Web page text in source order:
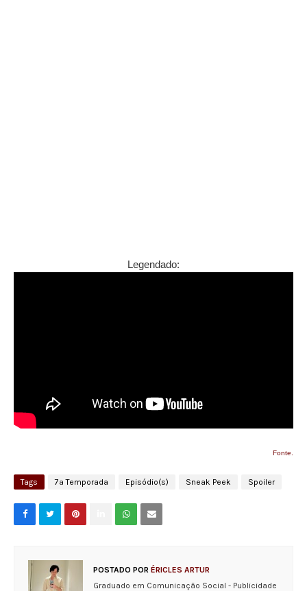
Legendado:
Fonte.
Tags 7ª Temporada Episódio(s) Sneak Peek Spoiler
POSTADO POR ÉRICLES ARTUR
Graduado em Comunicação Social - Publicidade